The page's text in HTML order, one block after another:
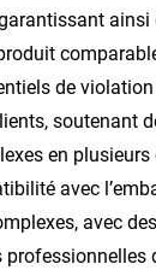
de
soutenant
en
avec
avec